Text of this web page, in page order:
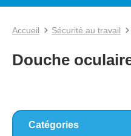
Accueil Sécurité au travail
Douche
Catégories